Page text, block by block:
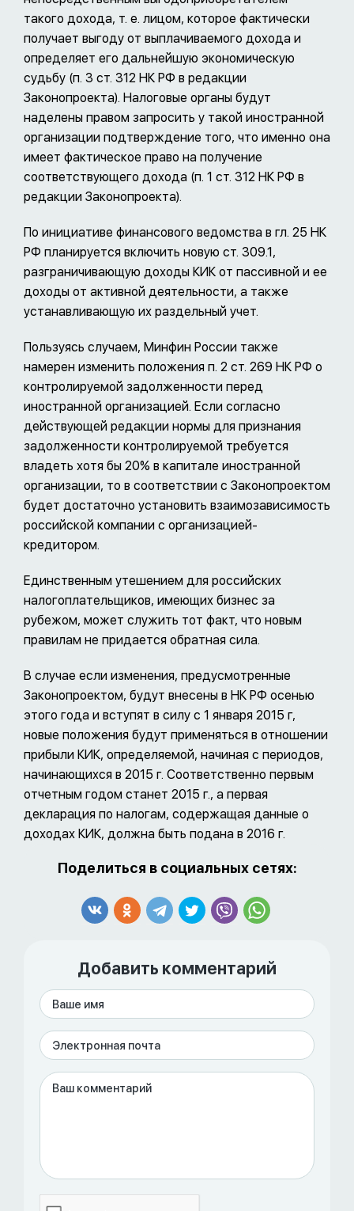
такого дохода, т. е. лицом, которое фактически
получает выгоду от выплачиваемого дохода и
определяет его дальнейшую экономическую
судьбу (п. 3 ст. 312 НК РФ в редакции
Законопроекта). Налоговые органы будут
наделены правом запросить у такой иностранной
организации подтверждение того, что именно она
имеет фактическое право на получение
соответствующего дохода (п. 1 ст. 312 НК РФ в
редакции Законопроекта).
По инициативе финансового ведомства в гл. 25 НК
РФ планируется включить новую ст. 309.1,
разграничивающую доходы КИК от пассивной и ее
доходы от активной деятельности, а также
устанавливающую их раздельный учет.
Пользуясь случаем, Минфин России также
намерен изменить положения п. 2 ст. 269 НК РФ о
контролируемой задолженности перед
иностранной организацией. Если согласно
действующей редакции нормы для признания
задолженности контролируемой требуется
владеть хотя бы 20% в капитале иностранной
организации, то в соответствии с Законопроектом
будет достаточно установить взаимозависимость
российской компании с организацией-
кредитором.
Единственным утешением для российских
налогоплательщиков, имеющих бизнес за
рубежом, может служить тот факт, что новым
правилам не придается обратная сила.
В случае если изменения, предусмотренные
Законопроектом, будут внесены в НК РФ осенью
этого года и вступят в силу с 1 января 2015 г,
новые положения будут применяться в отношении
прибыли КИК, определяемой, начиная с периодов,
начинающихся в 2015 г. Соответственно первым
отчетным годом станет 2015 г., а первая
декларация по налогам, содержащая данные о
доходах КИК, должна быть подана в 2016 г.
Поделиться в социальных сетях:
Добавить комментарий